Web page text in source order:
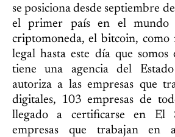
se posiciona desde septiembre
el primer país en el mundo
criptomoneda, el bitcoin, como
legal hasta este día que somos
tiene una agencia del
autoriza a las empresas que
digitales, 103 empresas de
llegado a certificarse en El
empresas que trabajan en